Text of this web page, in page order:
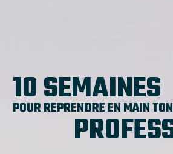
10 SEMAINES
POUR REPRENDRE EN MAIN